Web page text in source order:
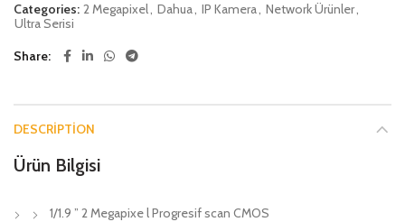
Categories: 2 Megapixel, Dahua, IP Kamera, Network Ürünler,
Ultra Serisi
Share
DESCRIPTION
Ürün Bilgisi
1/1.9 ” 2 Megapixe l Progresif scan CMOS